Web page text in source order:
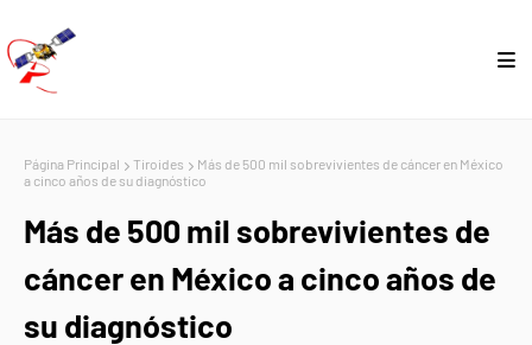
Página Principal Tiroides
Más de 500 mil sobrevivientes de cáncer en México
a cinco años de su diagnóstico
Más de 500 mil sobrevivientes de
cáncer en México a cinco años de
su diagnóstico